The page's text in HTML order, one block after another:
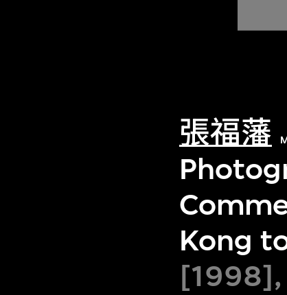
張福藩
Kong